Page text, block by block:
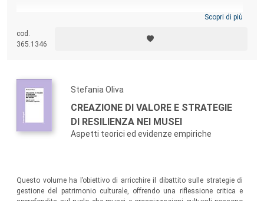
Scopri di più
cod.
365.1346
Stefania Oliva
CREAZIONE DI VALORE E STRATEGIE
DI RESILIENZA NEI MUSEI
Aspetti teorici ed evidenze empiriche
Questo volume ha l’obiettivo di arricchire il dibattito sulle strategie di
gestione del patrimonio culturale, offrendo una riflessione critica e